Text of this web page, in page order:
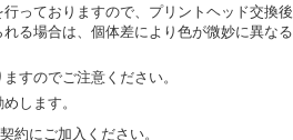
っておりますので、プリントヘッド交換後
る場合は、個体差により色が微妙に異なる
すのでご注意ください。
します。
約にご加入ください。